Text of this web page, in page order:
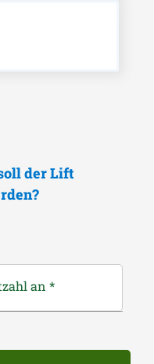
der Lift
an *